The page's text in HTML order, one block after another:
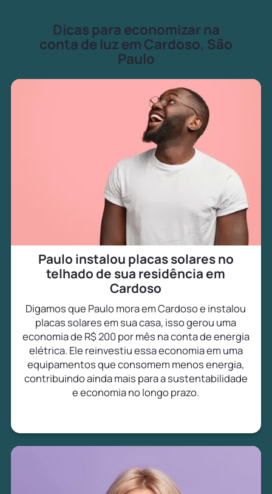
Dicas para economizar na
conta de luz em Cardoso, São
Paulo
Paulo instalou placas solares no
telhado de sua residência em
Cardoso
Digamos que Paulo mora em Cardoso e instalou
placas solares em sua casa, isso gerou uma
economia de R$ 200 por mês na conta de energia
elétrica. Ele reinvestiu essa economia em uma
equipamentos que consomem menos energia,
contribuindo ainda mais para a sustentabilidade
e economia no longo prazo.